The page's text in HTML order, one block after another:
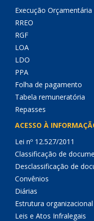
Execução Orçamentária
RREO
RGF
LOA
LDO
PPA
Folha de pagamento
Tabela remuneratória
Repasses
ACESSO À
Lei nº 12.527/2011
Classificação de
Desclassificação de
Convênios
Diárias
Estrutura organizacional
Leis e Atos Infralegais